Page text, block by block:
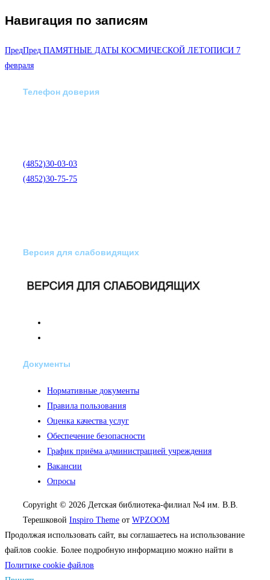
Навигация по записям
ПредПред ПАМЯТНЫЕ ДАТЫ КОСМИЧЕСКОЙ ЛЕТОПИСИ 7
февраля
Телефон доверия
(4852)30-03-03
(4852)30-75-75
Версия для слабовидящих
Документы
Нормативные документы
Правила пользования
Оценка качества услуг
Обеспечение безопасности
График приёма администрацией учреждения
Вакансии
Опросы
Copyright © 2026 Детская библиотека-филиал №4 им. В.В.
Терешковой Inspiro Theme от WPZOOM
Продолжая использовать сайт, вы соглашаетесь на использование
файлов cookie. Более подробную информацию можно найти в
Политике cookie файлов